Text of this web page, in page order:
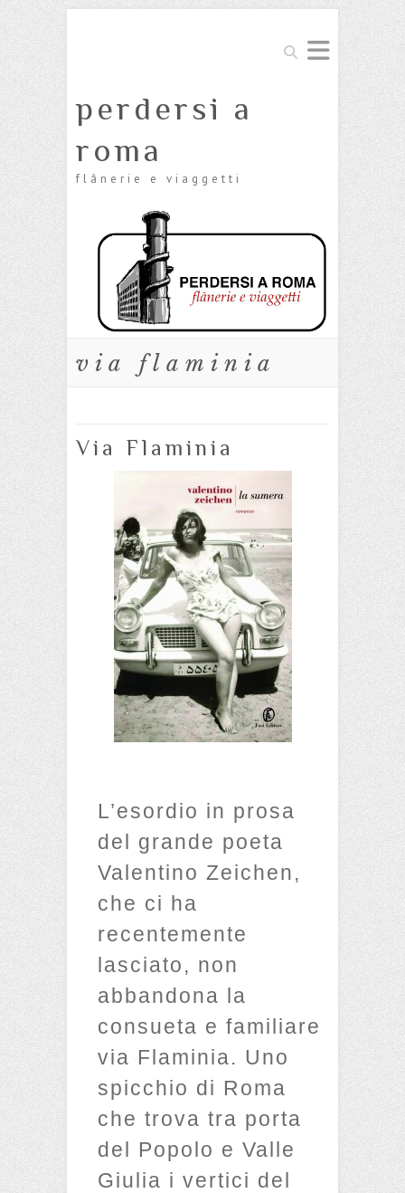
Cerca
perdersi a
roma
flânerie e viaggetti
via flaminia
Via Flaminia
L’esordio in prosa
del grande poeta
Valentino Zeichen,
che ci ha
recentemente
lasciato, non
abbandona la
consueta e familiare
via Flaminia. Uno
spicchio di Roma
che trova tra porta
del Popolo e Valle
Giulia i vertici del